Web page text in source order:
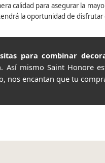
calidad para asegurar la
la oportunidad de
para combinar
Así mismo Saint Honore
nos encantan que tu